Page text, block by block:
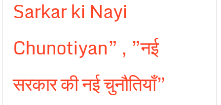
Sarkar ki Nayi
Chunotiyan” , ”नई
सरकार की नई चुनौतियाँ”